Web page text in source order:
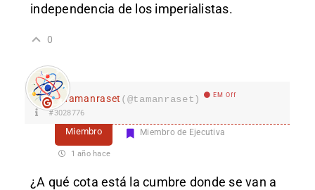
independencia de los imperialistas.
0
Tamanraset (@tamanraset) EM Off
#3028776
Miembro Miembro de Ejecutiva
1 año hace
¿A qué cota está la cumbre donde se van a